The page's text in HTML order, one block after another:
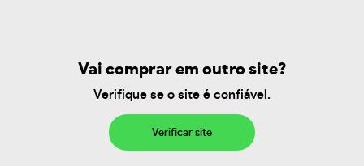
Vai comprar em outro site?
Verifique se o site é confiável.
Verificar site